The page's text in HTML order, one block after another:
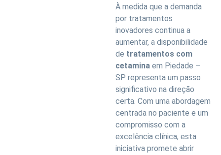
À medida que a demanda
por tratamentos
inovadores continua a
aumentar, a disponibilidade
de tratamentos com
cetamina em Piedade –
SP representa um passo
significativo na direção
certa. Com uma abordagem
centrada no paciente e um
compromisso com a
excelência clínica, esta
iniciativa promete abrir